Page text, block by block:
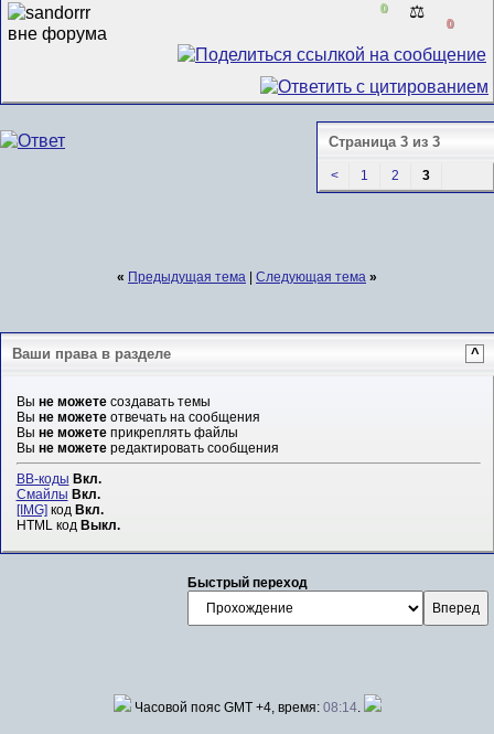
0 ⚖️
0
Страница 3 из 3
< 1 2 3
« Предыдущая тема | Следующая тема »
Ваши права в разделе ^
Вы не можетесоздавать темы
Вы не можетеотвечать на сообщения
Вы не можетеприкреплять файлы
Вы не можетередактировать сообщения
BB-коды Вкл.
Смайлы Вкл.
[IMG] код Вкл.
HTML код Выкл.
Быстрый переход
Часовой пояс GMT +4, время: 08:14.